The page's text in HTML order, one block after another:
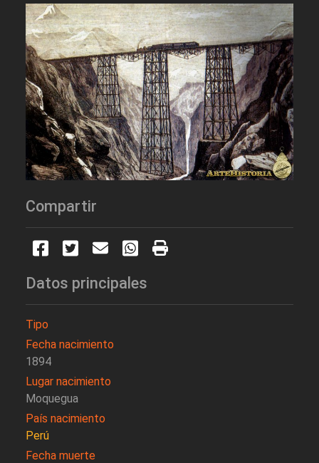
Compartir
Datos principales
Tipo
Fecha nacimiento
1894
Lugar nacimiento
Moquegua
País nacimiento
Perú
Fecha muerte